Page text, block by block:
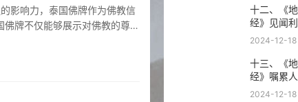
牌不仅能够展示对佛教的尊
、...
十二、《
经》见闻利
2024-12-18
十三、《
经》嘱累
2024-12-18